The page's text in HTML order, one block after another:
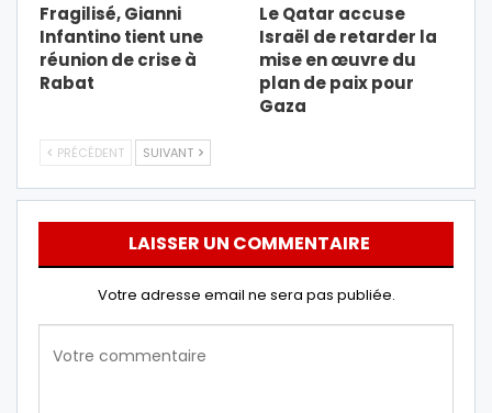
Fragilisé, Gianni
Infantino tient une
réunion de crise à
Rabat
Le Qatar accuse
Israël de retarder la
mise en œuvre du
plan de paix pour
Gaza
PRÉCÉDENT SUIVANT
LAISSER UN COMMENTAIRE
Votre adresse email ne sera pas publiée.